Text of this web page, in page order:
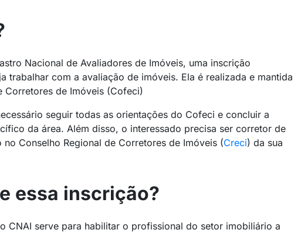
Nacional de Avaliadores de Imóveis, uma inscrição
trabalhar com a avaliação de imóveis. Ela é realizada e mantida
Corretores de Imóveis (Cofeci)
seguir todas as orientações do Cofeci e concluir a
da área. Além disso, o interessado precisa ser corretor de
Conselho Regional de Corretores de Imóveis (Creci) da sua
essa inscrição?
CNAI serve para habilitar o profissional do setor imobiliário a